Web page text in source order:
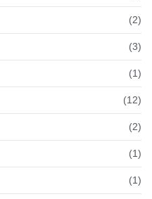
(2)
(3)
(1)
(12)
(2)
(1)
(1)